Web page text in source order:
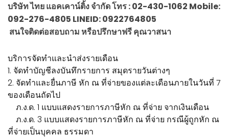
บริษัท ไทย แอคเคาน์ติ้ง จำกัด โทร : 02-430-1062 Mobile:
092-276-4805 LINEID: 0922764805
สนใจติดต่อสอบถาม หรือปรึกษาฟรี คุณวาสนา
บริการจัดทำและนำส่งรายเดือน
1. จัดทำบัญชีลงบันทึกรายการ สมุดรายวันต่างๆ
2. จัดทำและยื่นภาษี หัก ณ ที่จ่ายของแต่ละเดือนภายในวันที่ 7
ของเดือนถัดไป
ภ.ง.ด. 1 แบบแสดงรายการภาษีหัก ณ ที่จ่าย จากเงินเดือน
ภ.ง.ด. 3 แบบแสดงรายการภาษีหัก ณ ที่จ่าย กรณีผู้ถูกหัก ณ
ที่จ่ายเป็นบุคคล ธรรมดา